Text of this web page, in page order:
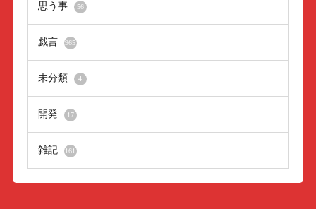
思う事 56
戯言 965
未分類 4
開発 17
雑記 161